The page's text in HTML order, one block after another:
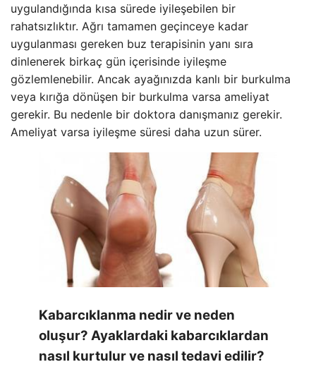
uygulandığında kısa sürede iyileşebilen bir
rahatsızlıktır. Ağrı tamamen geçinceye kadar
uygulanması gereken buz terapisinin yanı sıra
dinlenerek birkaç gün içerisinde iyileşme
gözlemlenebilir. Ancak ayağınızda kanlı bir burkulma
veya kırığa dönüşen bir burkulma varsa ameliyat
gerekir. Bu nedenle bir doktora danışmanız gerekir.
Ameliyat varsa iyileşme süresi daha uzun sürer.
Kabarcıklanma nedir ve neden
oluşur? Ayaklardaki kabarcıklardan
nasıl kurtulur ve nasıl tedavi edilir?